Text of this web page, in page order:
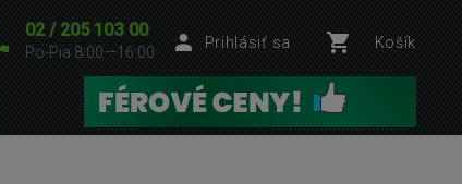
02 / 205 103 00
Po-Pia 8:00—16:00
Prihlásiť sa Košík